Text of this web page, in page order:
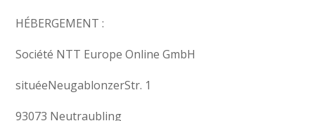
HÉBERGEMENT :
Société NTT Europe Online GmbH
situéeNeugablonzerStr. 1
93073 Neutraubling